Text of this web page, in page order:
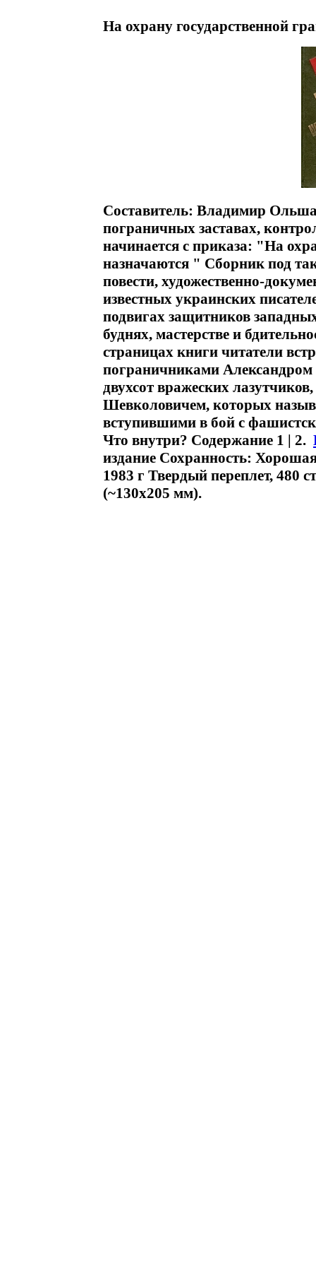
На охрану государственной
Составитель: Владимир
пограничных заставах,
начинается с приказа: "На
назначаются " Сборник под
повести, художественно-
известных украинских
подвигах защитников
буднях, мастерстве и
страницах книги читатели
пограничниками
двухсот вражеских
Шевколовичем, которых
вступившими в бой с
Что внутри? Содержание 1 | 2.
издание Сохранность:
1983 г Твердый переплет, 480
(~130х205 мм).